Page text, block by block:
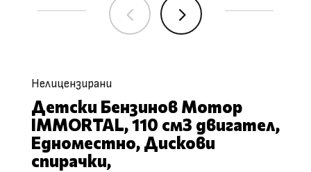
4 5
Нелицензирани
Детски Бензинов Мотор
IMMORTAL, 110 cм3 двигател,
Едноместно, Дискови
спирачки,